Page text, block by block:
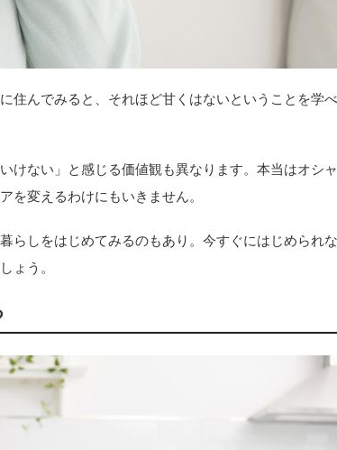
住んでみると、それほど甘くはないということを学べ
けない」と感じる価値観も異なります。本当はオシャ
を変えるわけにもいきません。
らしをはじめてみるのもあり。今すぐにはじめられな
ょう。